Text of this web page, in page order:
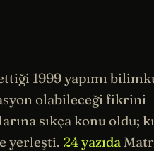
1999 yapımı
olabileceği fikrini
sıkça konu oldu;
yerleşti. 24 yazıda